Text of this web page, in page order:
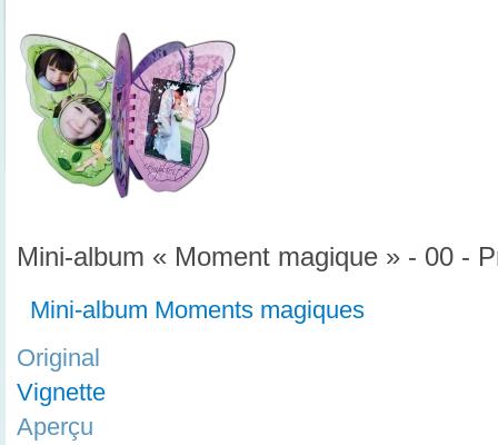
Mini-album « Moment magique » - 00 -
Mini-album Moments magiques
Original
Vignette
Aperçu